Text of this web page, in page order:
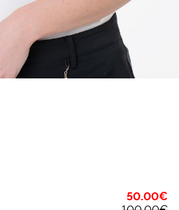
50.00€